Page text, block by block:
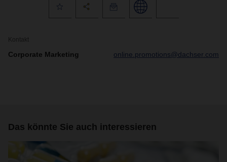
Kontakt
Corporate Marketing online.promotions@dachser.com
Das könnte Sie auch interessieren